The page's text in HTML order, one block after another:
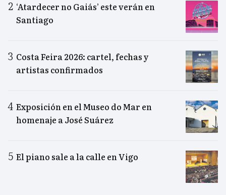
‘Atardecer no Gaiás’ este verán en
Santiago
Costa Feira 2026: cartel, fechas y
artistas confirmados
Exposición en el Museo do Mar en
homenaje a José Suárez
El piano sale a la calle en Vigo